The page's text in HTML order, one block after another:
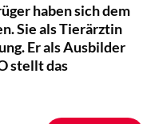
haben sich dem
Sie als Tierärztin
Er als Ausbilder
stellt das